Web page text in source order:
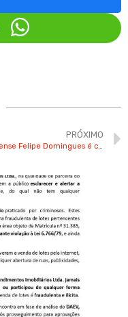
PRÓXIMO
Valinhense Felipe Domingues é criador do projeto “Sexta Marcha”